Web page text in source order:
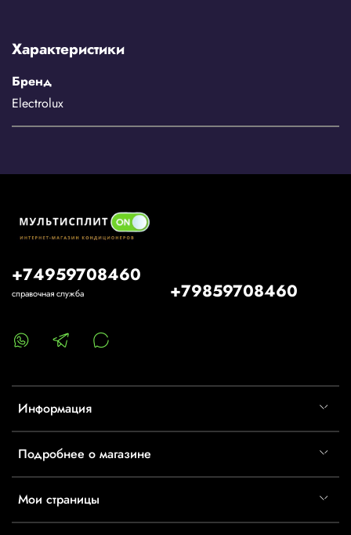
Характеристики
Бренд
Electrolux
Информация
Подробнее о магазине
Мои страницы
+74959708460
справочная служба +79859708460